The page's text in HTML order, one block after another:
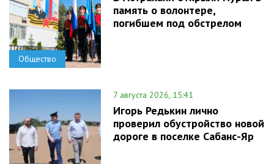
Общество
память о волонтере,
погибшем под обстрелом
7 августа 2026, 15:41
Игорь Редькин лично
проверил обустройство новой
дороге в поселке Сабанс-Яр